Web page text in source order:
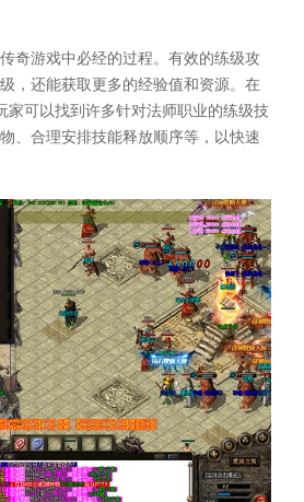
奇游戏中必经的过程。有效的练级攻
，还能获取更多的经验值和资源。在
家可以找到许多针对法师职业的练级技
、合理安排技能释放顺序等，以快速